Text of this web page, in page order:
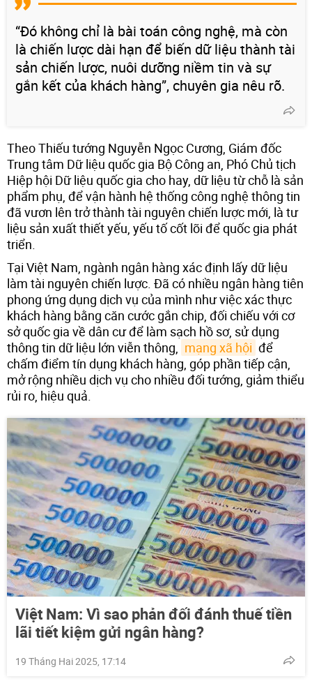
“Đó không chỉ là bài toán công nghệ, mà còn
là chiến lược dài hạn để biến dữ liệu thành tài
sản chiến lược, nuôi dưỡng niềm tin và sự
gắn kết của khách hàng”, chuyên gia nêu rõ.
Theo Thiếu tướng Nguyễn Ngọc Cương, Giám đốc
Trung tâm Dữ liệu quốc gia Bộ Công an, Phó Chủ tịch
Hiệp hội Dữ liệu quốc gia cho hay, dữ liệu từ chỗ là sản
phẩm phụ, để vận hành hệ thống công nghệ thông tin
đã vươn lên trở thành tài nguyên chiến lược mới, là tư
liệu sản xuất thiết yếu, yếu tố cốt lõi để quốc gia phát
triển.
Tại Việt Nam, ngành ngân hàng xác định lấy dữ liệu
làm tài nguyên chiến lược. Đã có nhiều ngân hàng tiên
phong ứng dụng dịch vụ của mình như việc xác thực
khách hàng bằng căn cước gắn chip, đối chiếu với cơ
sở quốc gia về dân cư để làm sạch hồ sơ, sử dụng
thông tin dữ liệu lớn viễn thông,
mạng xã hội để
chấm điểm tín dụng khách hàng, góp phần tiếp cận,
mở rộng nhiều dịch vụ cho nhiều đối tướng, giảm thiểu
rủi ro, hiệu quả.
Việt Nam: Vì sao phản đối đánh thuế tiền
lãi tiết kiệm gửi ngân hàng?
19 Tháng Hai 2025, 17:14